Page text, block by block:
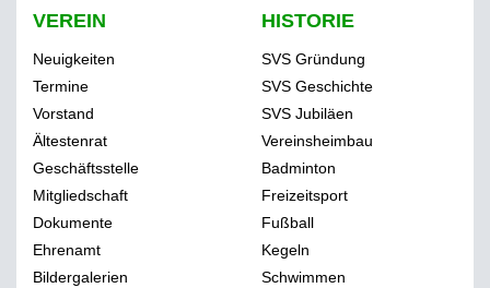
VEREIN
Neuigkeiten
Termine
Vorstand
Ältestenrat
Geschäftsstelle
Mitgliedschaft
Dokumente
Ehrenamt
Bildergalerien
HISTORIE
SVS Gründung
SVS Geschichte
SVS Jubiläen
Vereinsheimbau
Badminton
Freizeitsport
Fußball
Kegeln
Schwimmen